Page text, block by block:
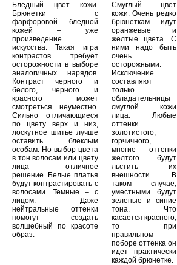
Бледный цвет кожи.
Брюнетки с
фарфоровой бледной
кожей – уже
произведение
искусства. Такая игра
контрастов требует
осторожности в выборе
аналогичных нарядов.
Контраст черного и
белого, черного и
красного может
смотреться неуместно.
Сильно отличающиеся
по цвету верх и низ,
лоскутное шитье лучше
оставить блеклым
особам. Но выбор цвета
в тон волосам или цвету
лица – отличное
решение. Белые платья
будут контрастировать с
волосами. Темные – с
лицом. Даже
нейтральные оттенки
помогут создать
волшебный по красоте
образ.
Смуглый цвет
кожи. Очень редко
брюнеткам идут
оранжевые и
желтые цвета. С
ними надо быть
очень
осторожными.
Исключение
составляют
только
обладательницы
смуглой кожи
лица. Любые
оттенки
золотистого,
горчичного,
многие оттенки
желтого будут
льстить их
внешности. В
таком случае,
уместными будут
зеленые и синие
тона. Что
касается красного,
то при
правильном
поборе оттенка он
идет практически
каждой брюнетке.